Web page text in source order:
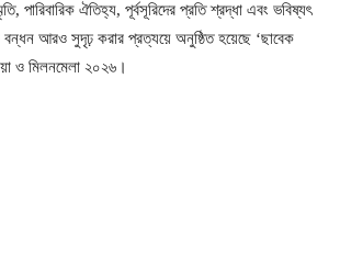
পারিবারিক ঐতিহ্য, পূর্বসূরিদের প্রতি শ্রদ্ধা এবং ভবিষ্যৎ
বন্ধন আরও সুদৃঢ় করার প্রত্যয়ে অনুষ্ঠিত হয়েছে ‘ছাবেক
ও মিলনমেলা ২০২৬।